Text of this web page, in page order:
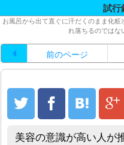
試行
お風呂から出て直ぐに汗だくのまま化
れ落ちるのではな
前のページ
美容の意識が高い人が